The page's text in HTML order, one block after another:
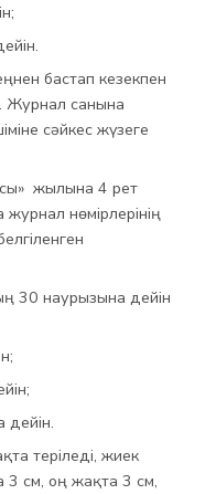
бастап кезекпен
Журнал санына
сәйкес жүзеге
жылына 4 рет
нөмірлерінің
30 наурызына дейін
дейін.
теріледі, жиек
3 см, оң жақта 3 см,